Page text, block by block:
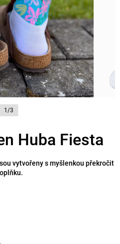
1/3
Huba Fiesta
vytvořeny s myšlenkou překročit